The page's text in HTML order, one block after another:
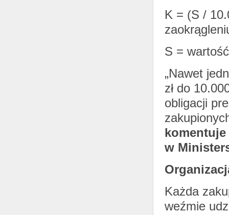
K = (S /
S =
„Nawet
zł do
obligacji
w
Każda
weźmie